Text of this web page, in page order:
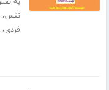
نفس،
فردی،